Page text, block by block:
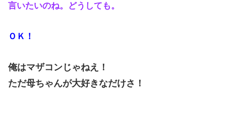
言いたいのね。どうしても。
ＯＫ！
俺はマザコンじゃねえ！
ただ母ちゃんが大好きなだけさ！